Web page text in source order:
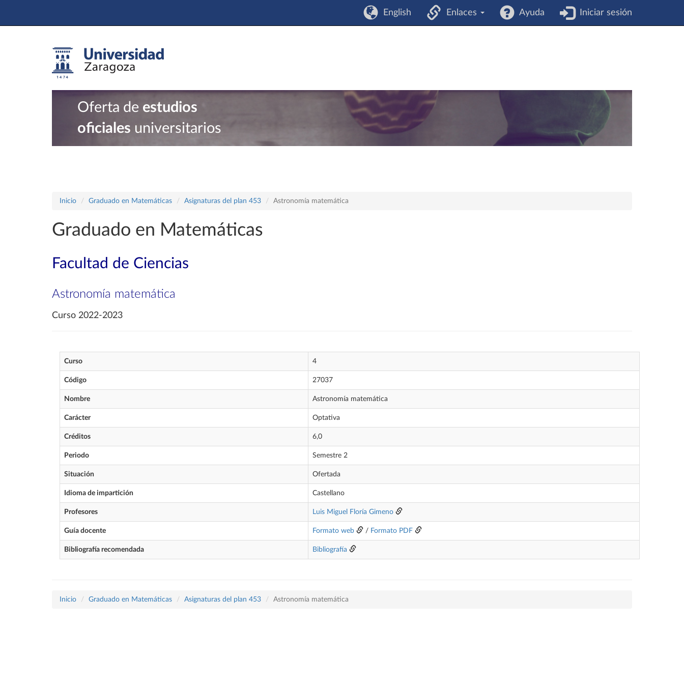
English Enlaces Ayuda Iniciar sesión
Oferta de estudios
oficiales universitarios
Inicio Graduado en Matemáticas Asignaturas del plan 453 Astronomía matemática
Graduado en Matemáticas
Facultad de Ciencias
Astronomía matemática
Curso 2022-2023
Curso 4
Código 27037
Nombre Astronomía matemática
Carácter Optativa
Créditos 6,0
Periodo Semestre 2
Situación Ofertada
Idioma de impartición Castellano
Profesores Luis Miguel Floría Gimeno
Guía docente Formato web / Formato PDF
Bibliografía recomendada Bibliografía
Inicio Graduado en Matemáticas Asignaturas del plan 453 Astronomía matemática